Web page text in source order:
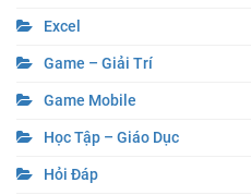
Excel
Game – Giải Trí
Game Mobile
Học Tập – Giáo Dục
Hỏi Đáp